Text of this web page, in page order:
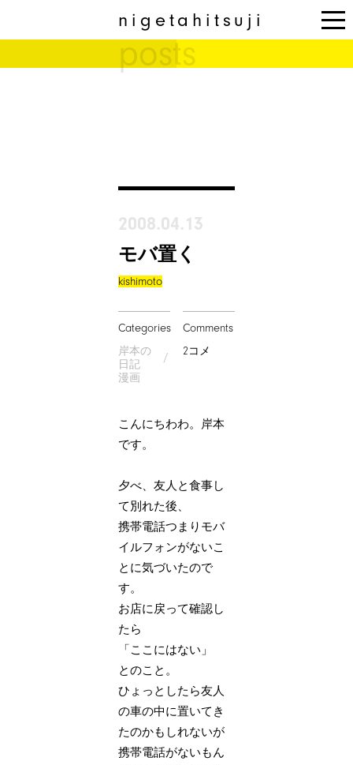
nigetahitsuji
posts
2008.04.13
モバ置く
kishimoto
Categories
岸本の
日記
漫画
Comments
2コメ
こんにちわわ。岸本
です。
夕べ、友人と食事し
て別れた後、
携帯電話つまりモバ
イルフォンがないこ
とに気づいたので
す。
お店に戻って確認し
たら
「ここにはない」
とのこと。
ひょっとしたら友人
の車の中に置いてき
たのかもしれないが
携帯電話がないもん